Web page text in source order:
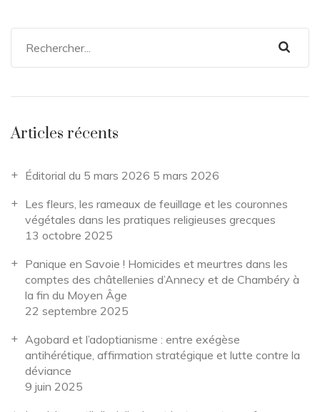
Articles récents
Éditorial du 5 mars 2026 5 mars 2026
Les fleurs, les rameaux de feuillage et les couronnes
végétales dans les pratiques religieuses grecques
13 octobre 2025
Panique en Savoie ! Homicides et meurtres dans les
comptes des châtellenies d’Annecy et de Chambéry à
la fin du Moyen Âge
22 septembre 2025
Agobard et l’adoptianisme : entre exégèse
antihérétique, affirmation stratégique et lutte contre la
déviance
9 juin 2025